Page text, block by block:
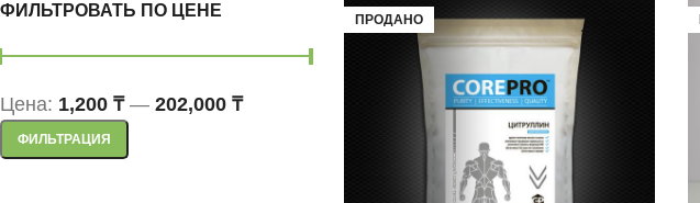
ФИЛЬТРОВАТЬ ПО ЦЕНЕ
ФИЛЬТРАЦИЯ
Цена: 1,200 ₸— 202,000 ₸
ПРОДАНО